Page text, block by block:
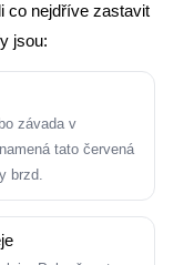
co nejdříve zastavit
jsou:
závada v
tato červená
brzd.